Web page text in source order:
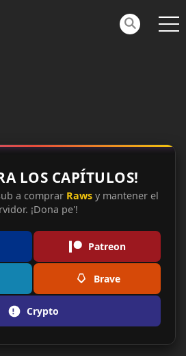
LOS CAPÍTULOS!
a comprar Rawsy mantener el
¡Dona pe'!
Patreon
Brave
Crypto